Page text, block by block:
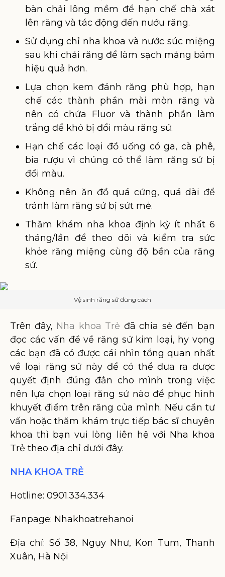
bàn chải lông mềm để hạn chế chà xát
lên răng và tác động đến nướu răng.
Sử dụng chỉ nha khoa và nước súc miệng
sau khi chải răng để làm sạch mảng bám
hiệu quả hơn.
Lựa chọn kem đánh răng phù hợp, hạn
chế các thành phần mài mòn răng và
nên có chứa Fluor và thành phần làm
trắng để khó bị đổi màu răng sứ.
Hạn chế các loại đồ uống có ga, cà phê,
bia rượu vì chúng có thể làm răng sứ bị
đổi màu.
Không nên ăn đồ quá cứng, quá dài để
tránh làm răng sứ bị sứt mẻ.
Thăm khám nha khoa định kỳ ít nhất 6
tháng/lần để theo dõi và kiểm tra sức
khỏe răng miệng cùng độ bền của răng
sứ.
Vệ sinh răng sứ đúng cách
Trên đây, Nha khoa Trẻ đã chia sẻ đến bạn
đọc các vấn đề về răng sứ kim loại, hy vọng
các bạn đã có được cái nhìn tổng quan nhất
về loại răng sứ này để có thể đưa ra được
quyết định đúng đắn cho mình trong việc
nên lựa chọn loại răng sứ nào để phục hình
khuyết điểm trên răng của mình. Nếu cần tư
vấn hoặc thăm khám trực tiếp bác sĩ chuyên
khoa thì bạn vui lòng liên hệ với Nha khoa
Trẻ theo địa chỉ dưới đây.
NHA KHOA TRẺ
Hotline: 0901.334.334
Fanpage: Nhakhoatrehanoi
Địa chỉ: Số 38, Ngụy Như, Kon Tum, Thanh
Xuân, Hà Nội